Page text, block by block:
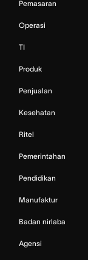
Pemasaran
Operasi
TI
Produk
Penjualan
Kesehatan
Ritel
Pemerintahan
Pendidikan
Manufaktur
Badan nirlaba
Agensi